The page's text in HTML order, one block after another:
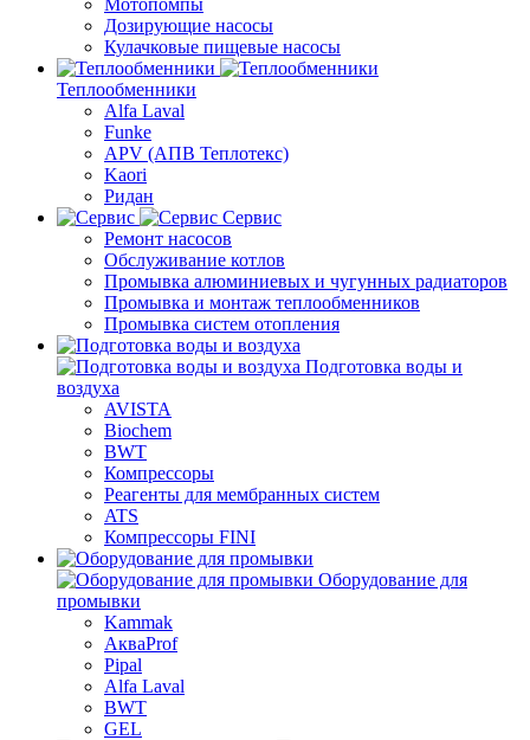
Мотопомпы
Дозирующие насосы
Кулачковые пищевые насосы
Теплообменники
Alfa Laval
Funke
APV (АПВ Теплотекс)
Kaori
Ридан
Сервис
Ремонт насосов
Обслуживание котлов
Промывка алюминиевых и чугунных радиаторов
Промывка и монтаж теплообменников
Промывка систем отопления
Подготовка воды и
воздуха
AVISTA
Biochem
BWT
Компрессоры
Реагенты для мембранных систем
ATS
Компрессоры FINI
Оборудование для
промывки
Kammak
АкваProf
Pipal
Alfa Laval
BWT
GEL